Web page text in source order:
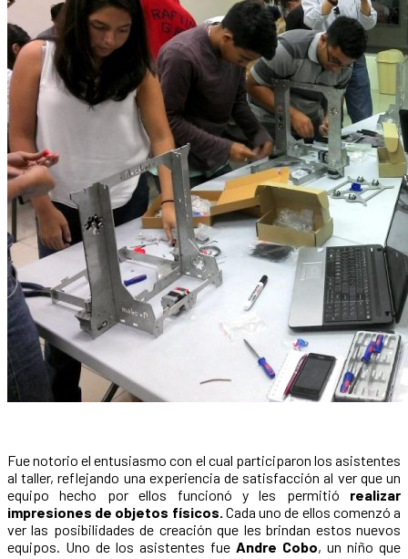
Fue notorio el entusiasmo con el cual participaron los asistentes
al taller, reflejando una experiencia de satisfacción al ver que un
equipo hecho por ellos funcionó y les permitió realizar
impresiones de objetos físicos. Cada uno de ellos comenzó a
ver las posibilidades de creación que les brindan estos nuevos
equipos. Uno de los asistentes fue Andre Cobo, un niño que